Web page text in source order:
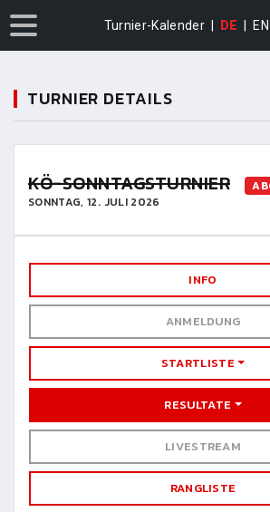
Turnier-Kalender DE EN
TURNIER DETAILS
KÖ-SONNTAGSTURNIER
SONNTAG, 12. JULI 2026
INFO
ANMELDUNG
STARTLISTE
RESULTATE
LIVESTREAM
RANGLISTE